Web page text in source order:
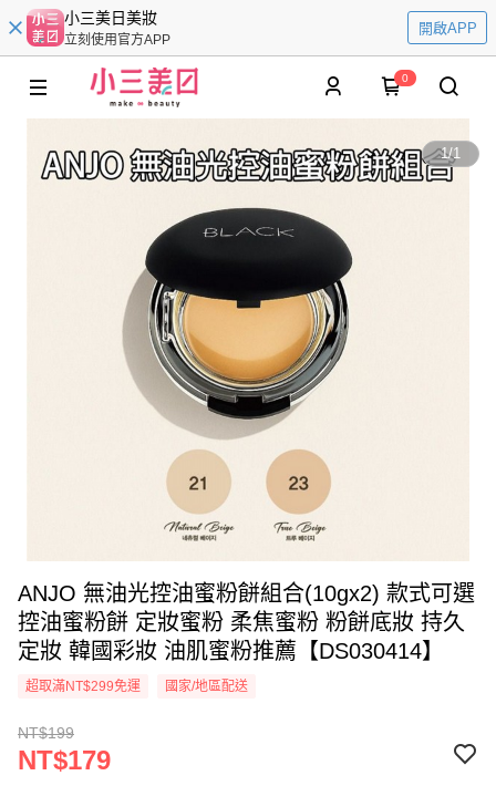
小三美日美妝
立刻使用官方APP
開啟APP
0
1/1
ANJO 無油光控油蜜粉餅組合(10gx2) 款式可選
控油蜜粉餅 定妝蜜粉 柔焦蜜粉 粉餅底妝 持久
定妝 韓國彩妝 油肌蜜粉推薦【DS030414】
超取滿NT$299免運 國家/地區配送
NT$199
NT$179